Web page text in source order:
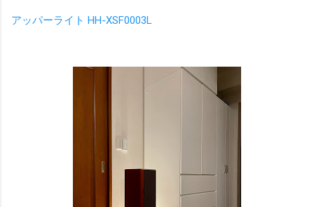
アッパーライト HH-XSF0003L